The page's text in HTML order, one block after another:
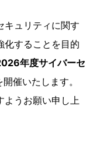
ュリティに関す
化することを目的
年度サイバーセ
開催いたします。
うお願い申し上